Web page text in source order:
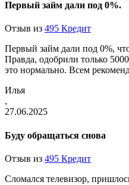
Первый займ дали под 0%.
Отзыв из 495 Кредит
Первый займ дали под 0%,
Правда, одобрили только
это нормально. Всем
Илья
,
27.06.2025
Буду обращаться снова
Отзыв из 495 Кредит
Сломался телевизор,